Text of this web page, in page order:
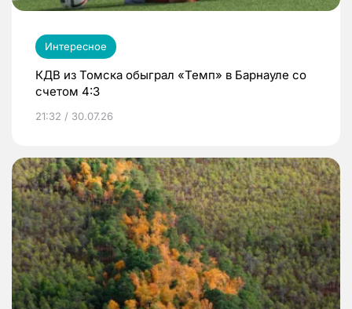
Интересное
КДВ из Томска обыграл «Темп» в Барнауле со
счетом 4:3
21:32 / 30.07.26